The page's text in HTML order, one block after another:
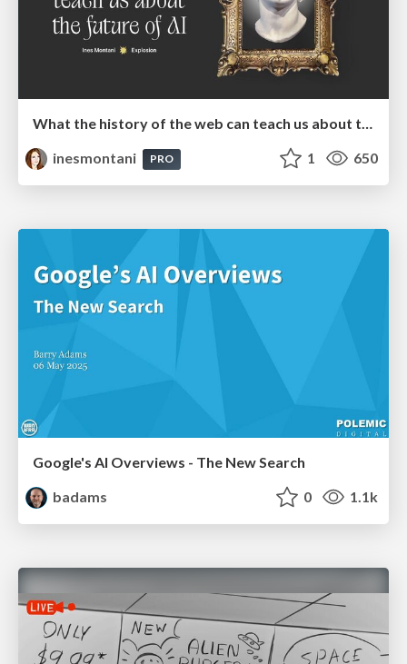
What the history of the web can teach us about the future of AI
inesmontani
PRO 1 650
Google's AI Overviews - The New Search
badams
0 1.1k